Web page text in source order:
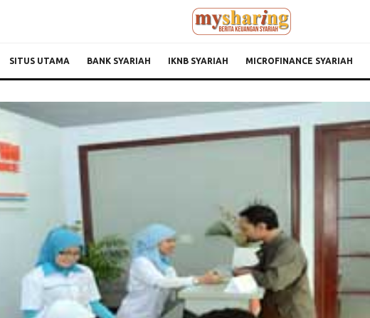
SITUS UTAMA BANK SYARIAH IKNB SYARIAH MICROFINANCE SYARIAH